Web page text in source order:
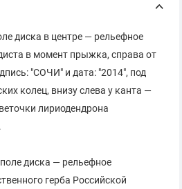
диска в центре — рельефное
в момент прыжка, справа от
"СОЧИ" и дата: "2014", под
колец, внизу слева у канта —
лириодендрона
диска — рельефное
герба Российской